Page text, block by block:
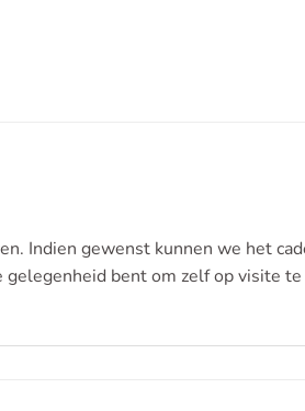
Indien gewenst kunnen we het
bent om zelf op visite te